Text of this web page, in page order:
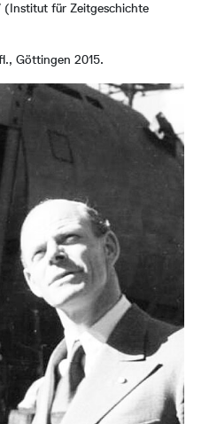
(Institut für Zeitgeschichte
Göttingen 2015.